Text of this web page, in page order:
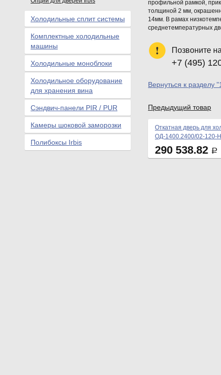
профильной рамкой,
толщиной 2 мм,
14мм. В рамах
среднетемпературных
Позвоните
+7 (495)
Вернуться к разделу
Предыдущий товар
Откатная дверь для
ОД-1400.2400/02-120-Н
290 538.82 Р
Холодильные сплит системы
Комплектные холодильные
машины
Холодильные моноблоки
Холодильное оборудование
для хранения вина
Сэндвич-панели PIR / PUR
Камеры шоковой заморозки
Полибоксы Irbis